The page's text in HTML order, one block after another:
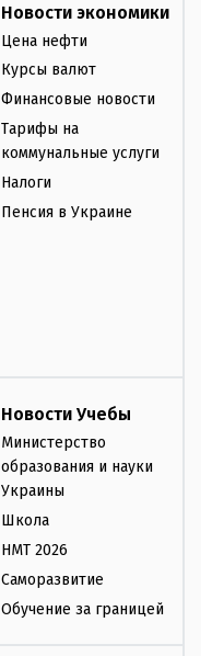
Новости экономики
Цена нефти
Курсы валют
Финансовые новости
Тарифы на
коммунальные услуги
Налоги
Пенсия в Украине
Новости Учебы
Министерство
образования и науки
Украины
Школа
НМТ 2026
Саморазвитие
Обучение за границей